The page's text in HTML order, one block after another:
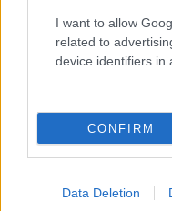
I want to allow
related to
device identifiers in
CONFIRM
Data Deletion